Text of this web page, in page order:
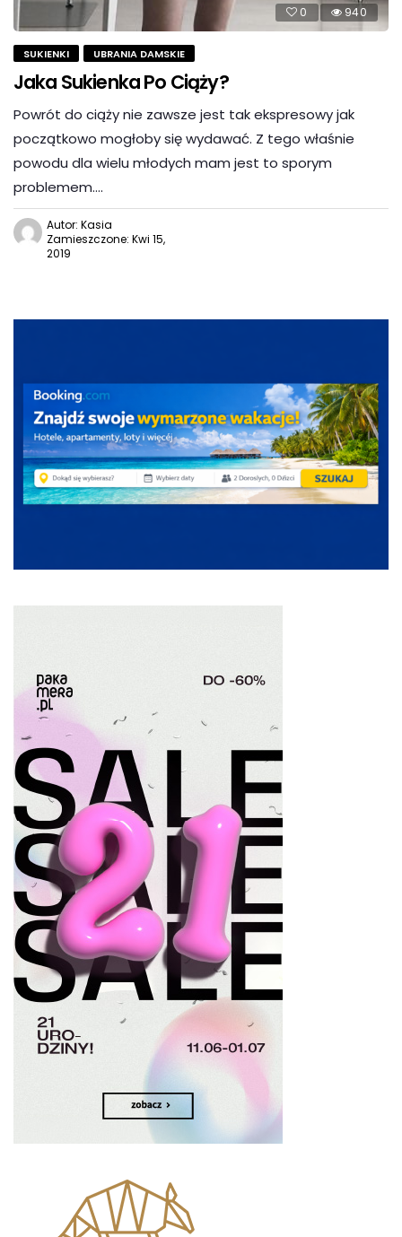
0 940
SUKIENKI UBRANIA DAMSKIE
Jaka Sukienka Po Ciąży?
Powrót do ciąży nie zawsze jest tak ekspresowy jak
początkowo mogłoby się wydawać. Z tego właśnie
powodu dla wielu młodych mam jest to sporym
problemem….
Autor: Kasia
Zamieszczone: Kwi 15,
2019